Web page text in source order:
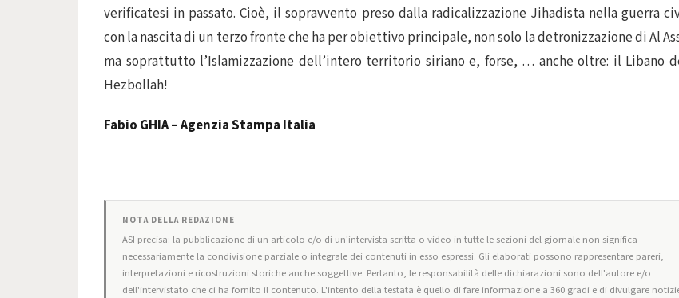
verificatesi in passato. Cioè, il sopravvento preso dalla radicalizzazione Jihadista nella guerra
con la nascita di un terzo fronte che ha per obiettivo principale, non solo la detronizzazione di Al
ma soprattutto l’Islamizzazione dell’intero territorio siriano e, forse, … anche oltre: il Libano
Hezbollah!
Fabio GHIA – Agenzia Stampa Italia
NOTA DELLA REDAZIONE
ASI precisa: la pubblicazione di un articolo e/o di un'intervista scritta o video in tutte le sezioni del giornale non significa
necessariamente la condivisione parziale o integrale dei contenuti in esso espressi. Gli elaborati possono rappresentare pareri,
interpretazioni e ricostruzioni storiche anche soggettive. Pertanto, le responsabilità delle dichiarazioni sono dell'autore e/o
dell'intervistato che ci ha fornito il contenuto. L'intento della testata è quello di fare informazione a 360 gradi e di divulgare